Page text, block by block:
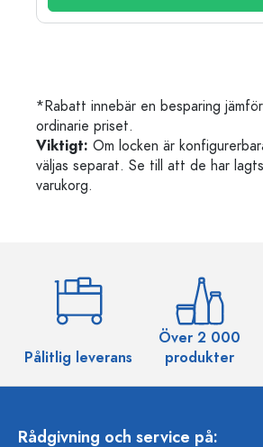
*Rabatt innebär en besparing
ordinarie priset.
Viktigt: Om locken är
väljas separat. Se till att de har
varukorg.
Pålitlig leverans
Över 2 000
produkter
Rådgivning och service på: